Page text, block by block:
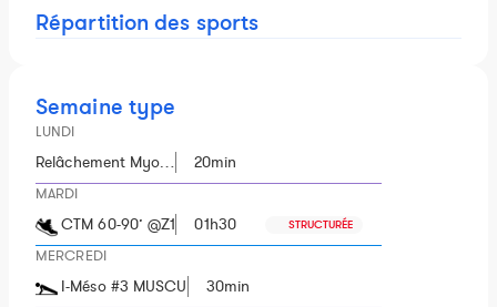
Répartition des sports
Semaine type
LUNDI
Relâchement Myo… 20min
MARDI
CTM 60-90’ @Z1 01h30 STRUCTURÉE
MERCREDI
I-Méso #3 MUSCU 30min